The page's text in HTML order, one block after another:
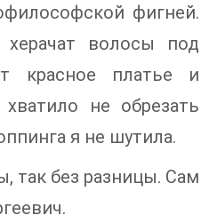
фигней.
волосы под
красное платье и
не обрезать
я не шутила.
так без разницы. Сам